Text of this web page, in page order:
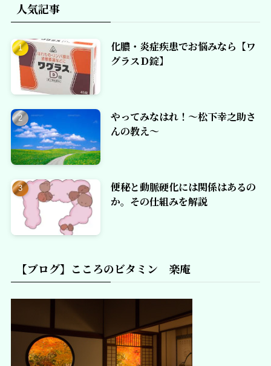
人気記事
化膿・炎症疾患でお悩みなら【ワ
グラスＤ錠】
やってみなはれ！～松下幸之助さ
んの教え～
便秘と動脈硬化には関係はあるの
か。その仕組みを解説
【ブログ】こころのビタミン 楽庵